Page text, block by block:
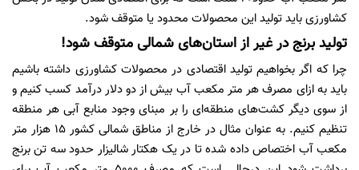
کشاورزی باید تولید این محصولات محدود یا متوقف شود.
تولید برنج در غیر از استان‌های شمالی متوقف شود!
چرا که اگر بخواهیم تولید اقتصادی در محصولات کشاورزی داشته باشیم
باید به ازای مصرف هر متر مکعب آب بیش از دو دلار درآمد کسب کنیم و
از سوی دیگر کشت‌های منطقه‌ای را بر مبنای وجود منابع آبی هر منطقه
تنظیم کنیم. به عنوان مثال در خارج از مناطق شمالی کشور 15 هزار متر
مکعب آب اختصاص داده شده تا در یک هکتار شالیزار حدود سه تن برنج